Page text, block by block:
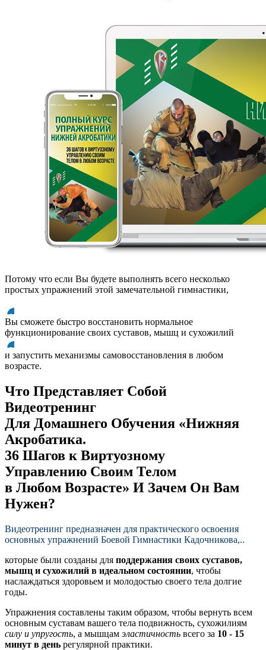
Потому что если Вы будете выполнять всего несколько
простых упражнений этой замечательной гимнастики,
Вы сможете быстро восстановить нормальное
функционирование своих суставов, мышц и сухожилий
и запустить механизмы самовосстановления в любом
возрасте.
Что Представляет Собой
Видеотренинг
Для Домашнего Обучения «Нижняя
Акробатика.
36 Шагов к Виртуозному
Управлению Своим Телом
в Любом Возрасте» И Зачем Он Вам
Нужен?
Видеотренинг предназначен для практического освоения
основных упражнений Боевой Гимнастики Кадочникова,..
которые были созданы для поддержания своих суставов,
мышц и сухожилий в идеальном состоянии, чтобы
наслаждаться здоровьем и молодостью своего тела долгие
годы.
Упражнения составлены таким образом, чтобы вернуть всем
основным суставам вашего тела подвижность, сухожилиям
силу и упругость, а мышцам эластичность всего за 10 - 15
минут в день регулярной практики.